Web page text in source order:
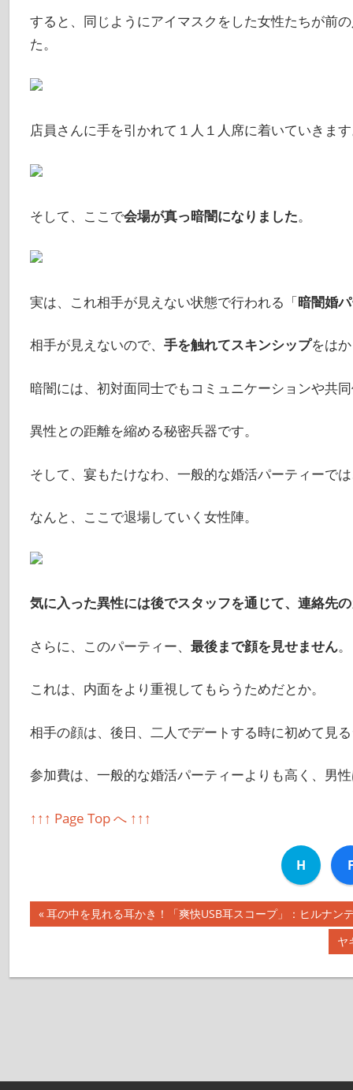
すると、同じようにアイマスクをした女性たちが前
た。
店員さんに手を引かれて１人１人席に着いていきます
そして、ここで会場が真っ暗闇になりました。
実は、これ相手が見えない状態で行われる「暗闇婚
相手が見えないので、 手を触れてスキンシップをはか
暗闇には、初対面同士でもコミュニケーションや共
異性との距離を縮める秘密兵器です。
そして、宴もたけなわ、一般的な婚活パーティーで
なんと、ここで退場していく女性陣。
気に入った異性には後でスタッフを通じて、連絡先
さらに、このパーティー、 最後まで顔を見せません。
これは、内面をより重視してもらうためだとか。
相手の顔は、後日、二人でデートする時に初めて見る
参加費は、一般的な婚活パーティーよりも高く、男
↑↑↑ Page Top へ ↑↑↑
H F
投
前
耳の中を見れる耳かき！「爽快USB耳スコープ」：ヒルナン
次
記
ヤ